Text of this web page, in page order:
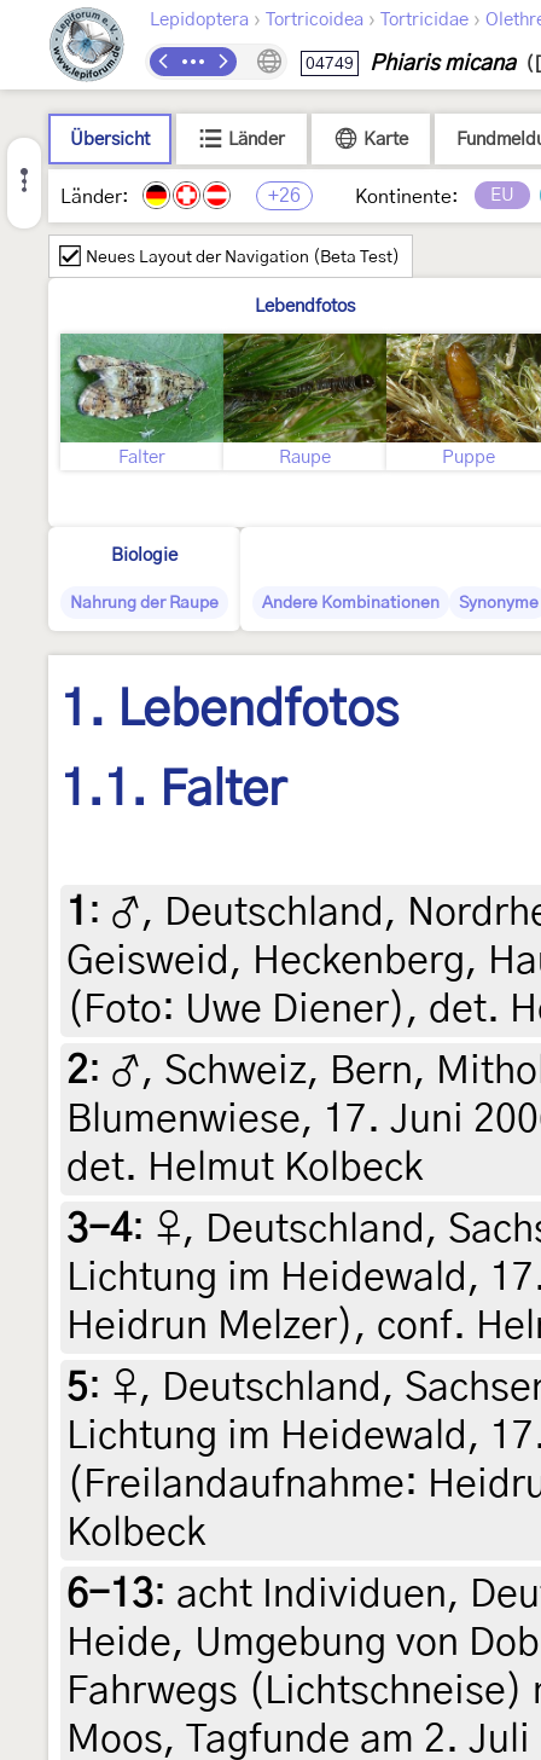
Lepidoptera › Tortricoidea › Tortricidae ›
04749 Phiaris micana
Übersicht Länder Karte
Länder: +26 Kontinente: EU
Neues Layout der Navigation (Beta Test)
Lebendfotos
Falter Raupe Puppe
Biologie
Nahrung der Raupe Andere Kombinationen Synonyme
1. Lebendfotos
1.1. Falter
1 : ♂, Deutschland,
Geisweid, Heckenberg,
(Foto: Uwe Diener), det.
2: ♂, Schweiz, Bern,
Blumenwiese, 17. Juni
det. Helmut Kolbeck
3-4: ♀, Deutschland,
Lichtung im Heidewald,
Heidrun Melzer), conf.
5: ♀, Deutschland,
Lichtung im Heidewald,
(Freilandaufnahme:
Kolbeck
6-13: acht Individuen,
Heide, Umgebung von
Fahrwegs
Moos, Tagfunde am 2.